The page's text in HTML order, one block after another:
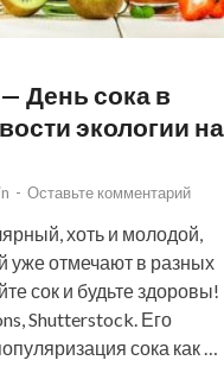
День сока в
экологии на
- Оставьте комментарий
хоть и молодой,
уже отмечают в разных
сок и будьте здоровы!
Shutterstock. Его
сока как …